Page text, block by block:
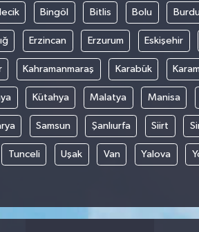
Bingöl Bitlis Bolu
Erzincan Erzurum Eskişehir
Kahramanmaraş Karabük
Kütahya Malatya Manisa
Samsun Şanlıurfa Siirt
Tunceli Uşak Van Yalova